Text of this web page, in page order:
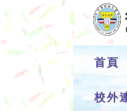
首頁
校外